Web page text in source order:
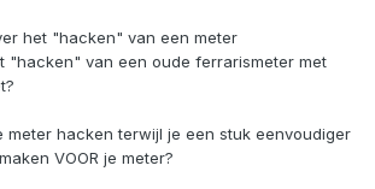
het "hacken" van een meter
"hacken" van een oude ferrarismeter met
meter hacken terwijl je een stuk eenvoudiger
VOOR je meter?